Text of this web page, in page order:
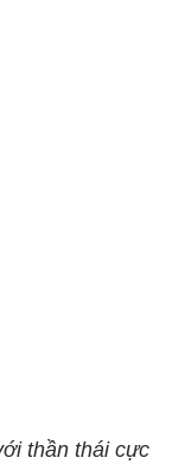
thần thái cực